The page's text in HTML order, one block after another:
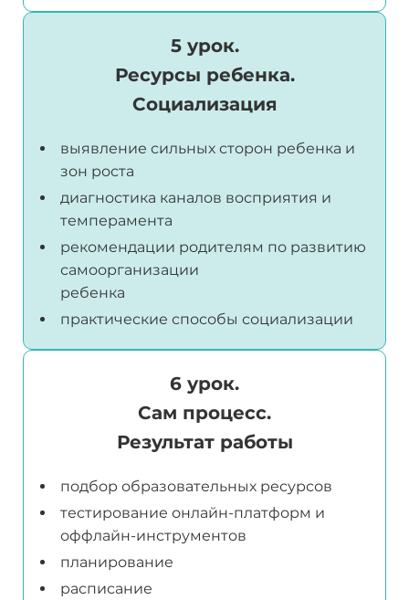
5 урок.
Ресурсы ребенка.
Социализация
выявление сильных сторон ребенка и
зон роста
диагностика каналов восприятия и
темперамента
рекомендации родителям по развитию
самоорганизации
ребенка
практические способы социализации
6 урок.
Сам процесс.
Результат работы
подбор образовательных ресурсов
тестирование онлайн-платформ и
оффлайн-инструментов
планирование
расписание